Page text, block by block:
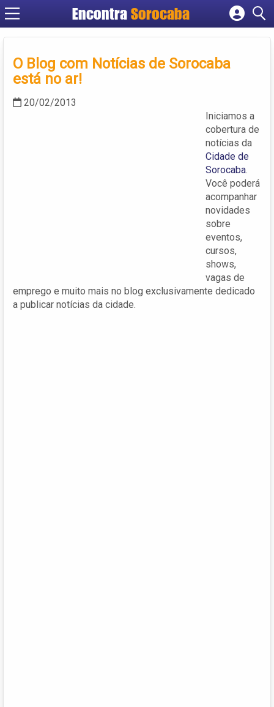
EncontraSorocaba
Cadastrar empresa
Criar conta
O Blog com Notícias de Sorocaba
está no ar!
20/02/2013
Iniciamos a
cobertura de
notícias da
Cidade de
Sorocaba.
Você poderá
acompanhar
novidades
sobre
eventos,
cursos,
shows,
vagas de
emprego e muito mais no blog exclusivamente dedicado
a publicar notícias da cidade.